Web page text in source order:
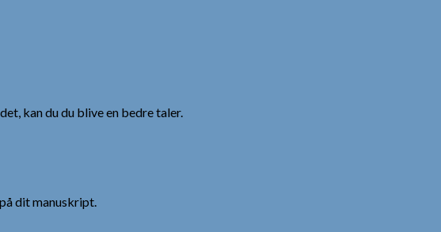
kan du du blive en bedre taler.
dit manuskript.